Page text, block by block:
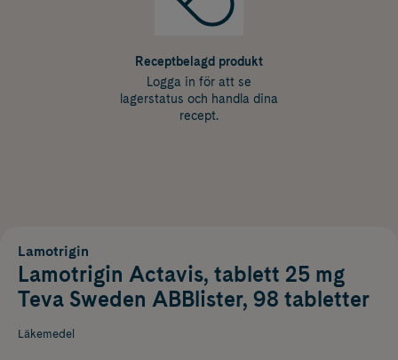
Receptbelagd produkt
Logga in för att se
lagerstatus och handla dina
recept.
Lamotrigin
Lamotrigin Actavis, tablett 25 mg
Teva Sweden ABBlister, 98 tabletter
Läkemedel